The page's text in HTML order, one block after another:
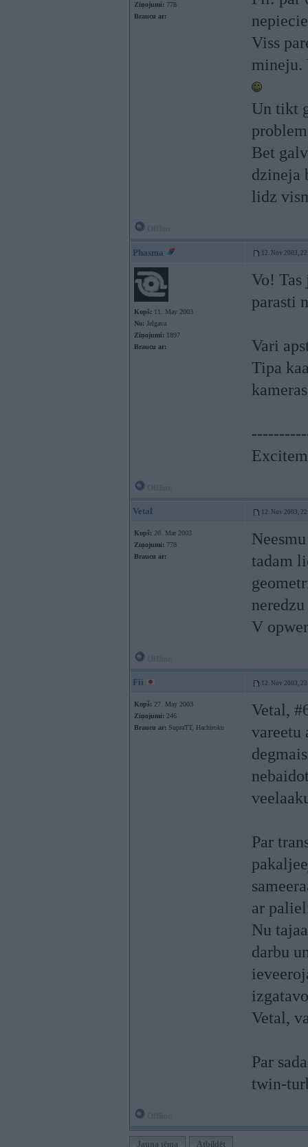
Ziņojumi: 778
Braucu ar:
Viss
mineju.
Un tikt
Bet
dzineja
lidz
Phasma 12. Nov 2003,
Kopš: 11. May 2003
No: Jelgava
Ziņojumi: 1897
Braucu ar:
Vo!
parasti
Vari
Tipa
Vetal 12. Nov 2003,
Kopš: 20. Mar 2003
Ziņojumi: 778
Braucu ar:
tadam
V
Fii 12. Nov 2003,
Kopš: 27. May 2003
Ziņojumi: 246
Braucu ar: SupraTT, Hachiroku
Vetal,
vareetu
Par
ar
Nu
darbu
Vetal,
Par
twin-
Jauna tēma Atbildēt